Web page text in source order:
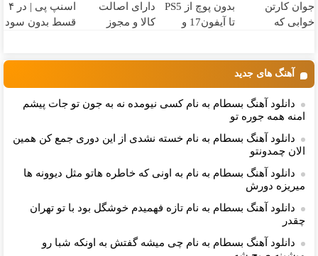
جوان کارتن
خوابی که
بدون پوچ از PS5
تا آیفون17 و
دارای اصالت
کالا و مجوز
اسنپ پی | در ۴
قسط بدون سود
آهنگ های جدید
دانلود آهنگ بسطام به نام کسی نیومده نه به جون تو جات پیشم
امنه همه جوره تو
دانلود آهنگ بسطام به نام خسته نشدی از این دوری جمع کن همین
الان چمدونتو
دانلود آهنگ بسطام به نام به اونی که خاطره هاتو مثل دیوونه ها
میریزه دورش
دانلود آهنگ بسطام به نام تازه فهمیدم خوشگل بود با تو تهران
چقدر
دانلود آهنگ بسطام به نام چی میشه گفتش به اونکه شبا رو